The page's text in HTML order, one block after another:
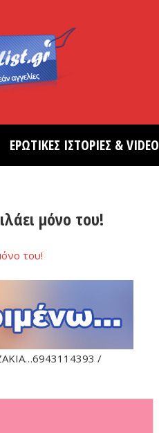
ΕΡΩΤΙΚΕΣ ΙΣΤΟΡΙΕΣ & VIDEO
μόνο του!
/